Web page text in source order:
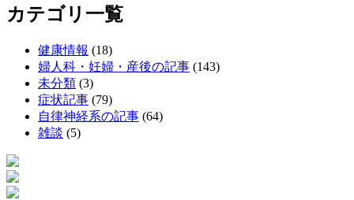
カテゴリ一覧
健康情報 (18)
婦人科・妊婦・産後の記事 (143)
未分類 (3)
症状記事 (79)
自律神経系の記事 (64)
雑談 (5)